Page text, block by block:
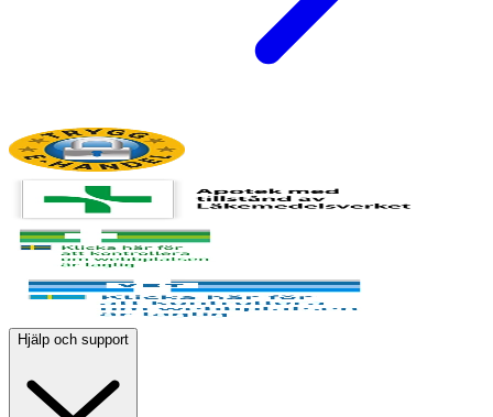
Hjälp och support